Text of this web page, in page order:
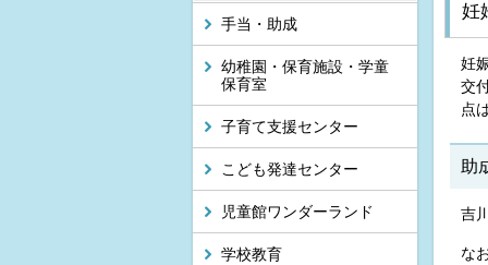
手当・助成
幼稚園・保育施設・学童
保育室
子育て支援センター
こども発達センター
児童館ワンダーランド
学校教育
妊
妊
交
点
助
吉
な